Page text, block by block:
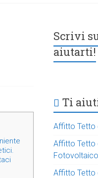
Scrivi
aiutarti!
Ti
Affitto Tetto
Affitto Tetto
Fotovoltaico
Affitto Tetto